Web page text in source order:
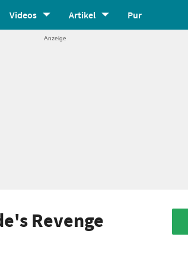
Videos Artikel Pur
Revenge